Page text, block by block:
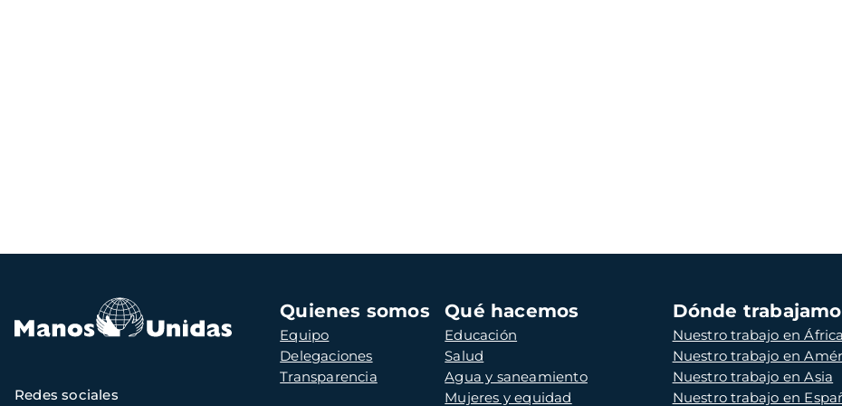
Navegación
principal
Quienes somos
Equipo
Delegaciones
Transparencia
Qué hacemos
Educación
Salud
Agua y saneamiento
Mujeres y equidad
Dónde
Nuestro trabajo en África
Nuestro trabajo en
Nuestro trabajo en Asia
Nuestro trabajo en
Redes sociales